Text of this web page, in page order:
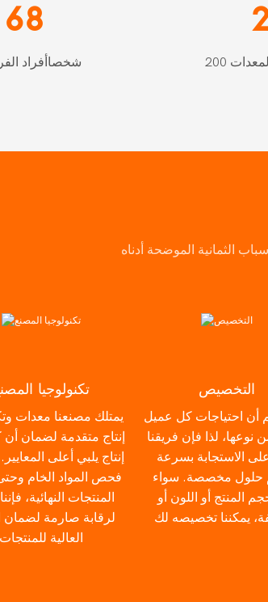
68
68 شخصاأفراد
الثمانية الموضحة أدناه
تكنولوجيا
يمتلك مصنعنا معدات
إنتاج متقدمة لضمان
إنتاج يلبي أعلى
فحص المواد الخام
المنتجات النهائية،
لرقابة صارمة لضمان
العالية للمنتجات
التخصيص
أن احتياجات كل عميل
نوعها، لذا فإن فريقنا
الاستجابة بسرعة
حلول مخصصة. سواء
المنتج أو اللون أو
يمكننا تخصيصه لك